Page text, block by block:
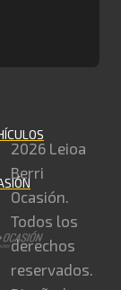
2026 Leioa
Berri
Ocasión.
Todos los
derechos
reservados.